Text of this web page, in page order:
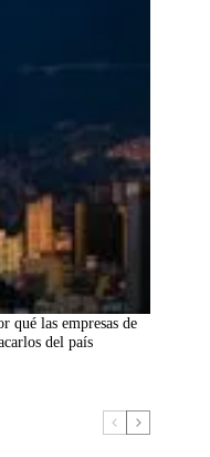
qué las empresas de
del país